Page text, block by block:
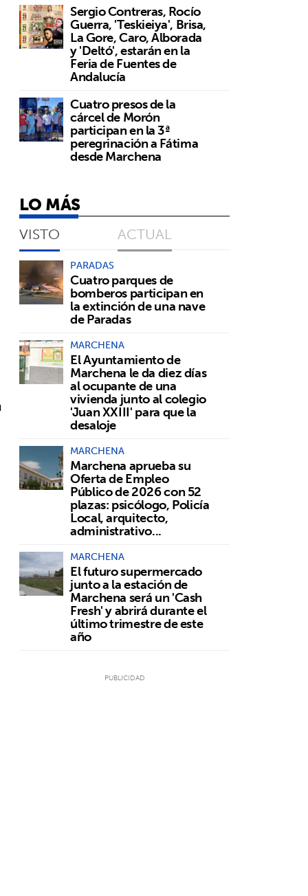
Sergio Contreras, Rocío
Guerra, 'Teskieiya', Brisa,
La Gore, Caro, Alborada
y 'Deltó', estarán en la
Feria de Fuentes de
Andalucía
Cuatro presos de la
cárcel de Morón
participan en la 3ª
peregrinación a Fátima
desde Marchena
LO MÁS
VISTO ACTUAL
PARADAS
Cuatro parques de
bomberos participan en
la extinción de una nave
de Paradas
MARCHENA
El Ayuntamiento de
Marchena le da diez días
al ocupante de una
vivienda junto al colegio
'Juan XXIII' para que la
desaloje
MARCHENA
Marchena aprueba su
Oferta de Empleo
Público de 2026 con 52
plazas: psicólogo, Policía
Local, arquitecto,
administrativo...
MARCHENA
El futuro supermercado
junto a la estación de
Marchena será un 'Cash
Fresh' y abrirá durante el
último trimestre de este
año